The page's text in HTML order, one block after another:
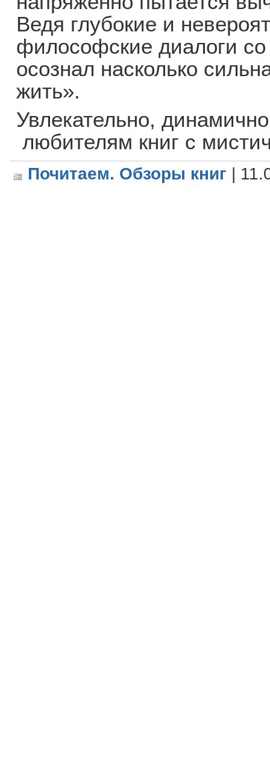
Ведя глубокие и
философские диалоги
осознал насколько
жить».
Увлекательно,
любителям книг с
Почитаем. Обзоры книг |